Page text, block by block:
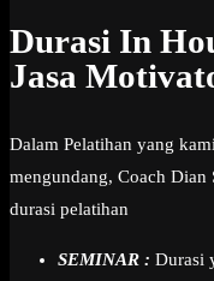
Durasi In
Jasa
Dalam Pelatihan yang
mengundang, Coach Dian
durasi pelatihan
SEMINAR : Durasi